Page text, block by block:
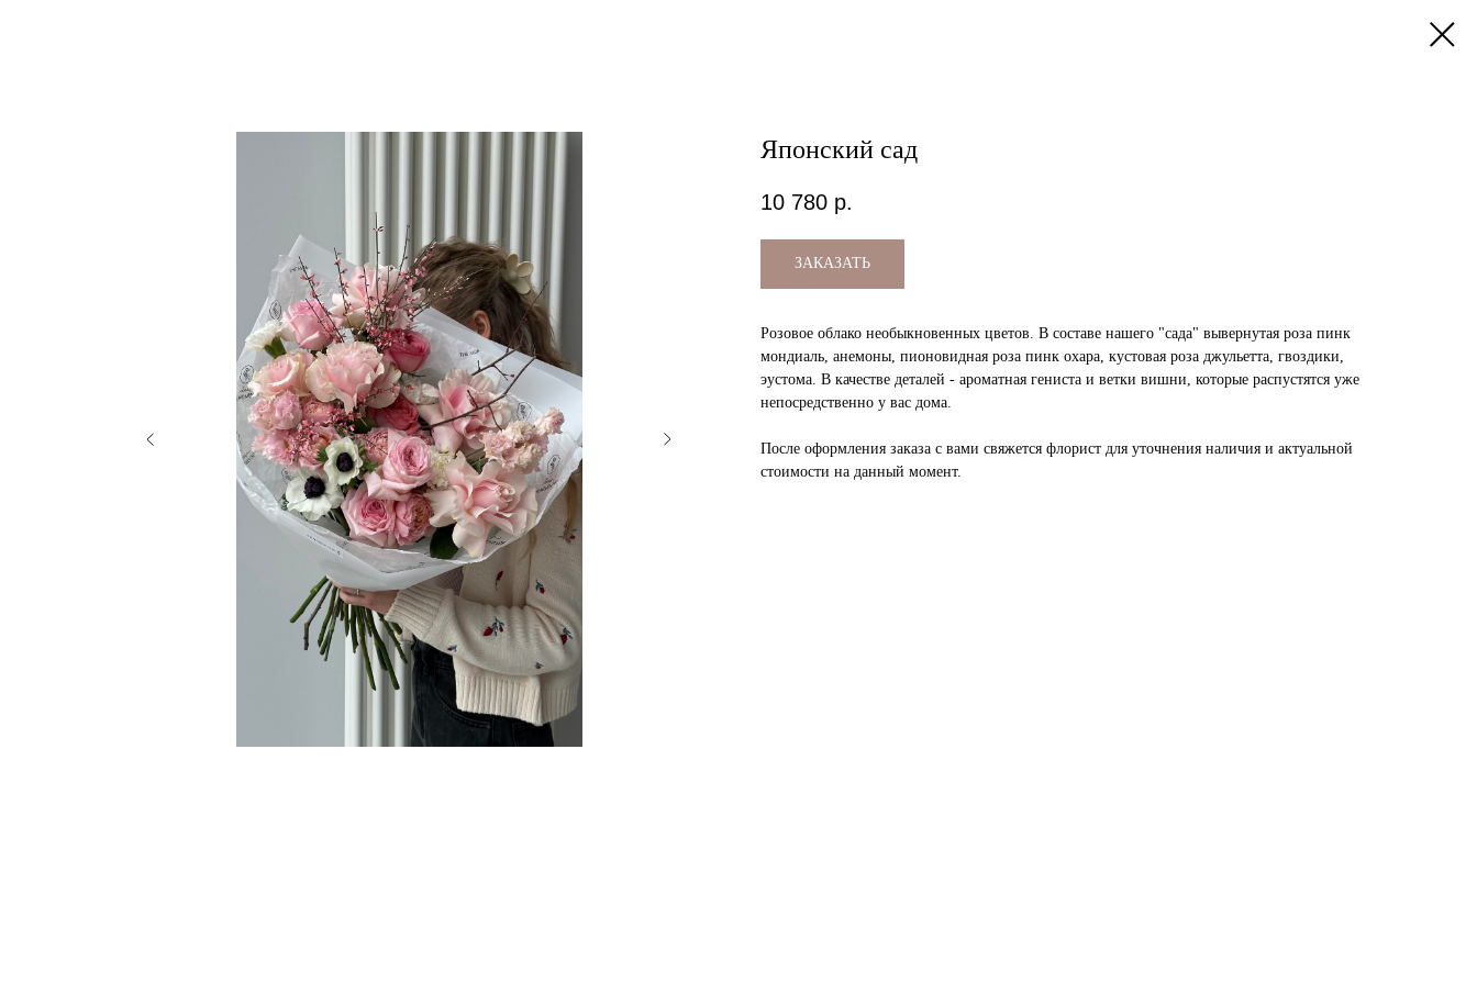
Японский сад
10 780 р.
ЗАКАЗАТЬ
Розовое облако необыкновенных цветов. В составе нашего "сада" вывернутая роза пинк
мондиаль, анемоны, пионовидная роза пинк охара, кустовая роза джульетта, гвоздики,
эустома. В качестве деталей - ароматная гениста и ветки вишни, которые распустятся уже
непосредственно у вас дома.
После оформления заказа с вами свяжется флорист для уточнения наличия и актуальной
стоимости на данный момент.